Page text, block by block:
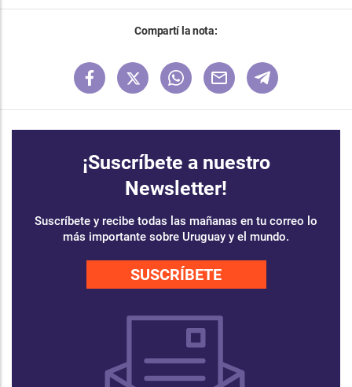
Compartí la nota:
¡Suscríbete a nuestro
Newsletter!
Suscríbete y recibe todas las mañanas en tu correo lo
más importante sobre Uruguay y el mundo.
SUSCRÍBETE